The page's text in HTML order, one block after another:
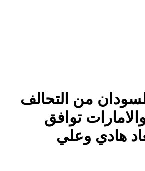
من التحالف
توافق
هادي وعلي